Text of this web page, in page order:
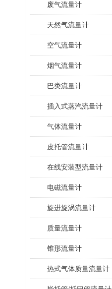
废气流量计
天然气流量计
空气流量计
烟气流量计
巴类流量计
插入式蒸汽流量计
气体流量计
皮托管流量计
在线安装型流量计
电磁流量计
旋进旋涡流量计
质量流量计
锥形流量计
热式气体质量流量计